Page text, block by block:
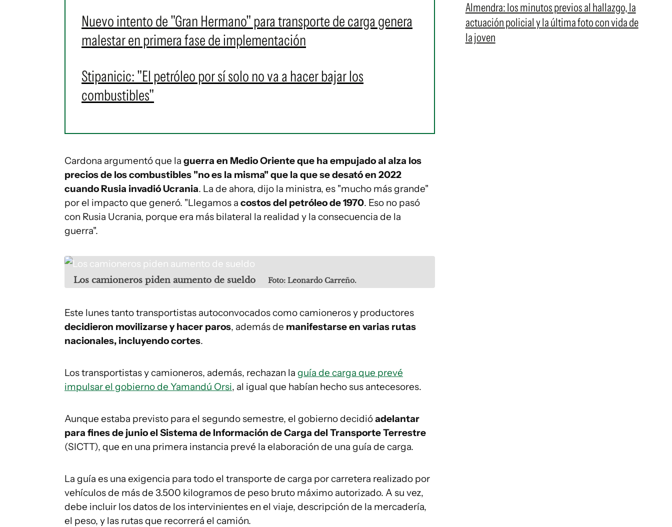
Nuevo intento de "Gran Hermano" para transporte de carga genera
malestar en primera fase de implementación
Stipanicic: "El petróleo por sí solo no va a hacer bajar los
combustibles"
Cardona argumentó que la guerra en Medio Oriente que ha empujado al alza los
precios de los combustibles "no es la misma" que la que se desató en 2022
cuando Rusia invadió Ucrania. La de ahora, dijo la ministra, es "mucho más grande"
por el impacto que generó. "Llegamos a costos del petróleo de 1970. Eso no pasó
con Rusia Ucrania, porque era más bilateral la realidad y la consecuencia de la
guerra".
Los camioneros piden aumento de sueldo Foto: Leonardo Carreño.
Este lunes tanto transportistas autoconvocados como camioneros y productores
decidieron movilizarse y hacer paros, además de manifestarse en varias rutas
nacionales, incluyendo cortes.
Los transportistas y camioneros, además, rechazan la guía de carga que prevé
impulsar el gobierno de Yamandú Orsi, al igual que habían hecho sus antecesores.
Aunque estaba previsto para el segundo semestre, el gobierno decidióadelantar
para fines de junio el Sistema de Información de Carga del Transporte Terrestre
(SICTT), que en una primera instancia prevé la elaboración de una guía de carga.
La guía es una exigencia para todo el transporte de carga por carretera realizado por
vehículos de más de 3.500 kilogramos de peso bruto máximo autorizado. A su vez,
debe incluir los datos de los intervinientes en el viaje, descripción de la mercadería,
el peso, y las rutas que recorrerá el camión.
Almendra: los minutos previos al hallazgo, la
actuación policial y la última foto con vida de
la joven